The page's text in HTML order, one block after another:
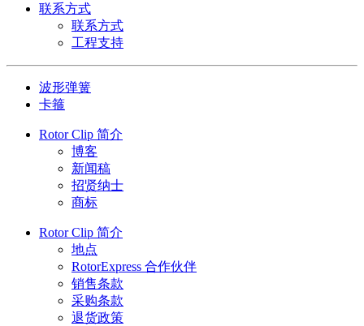
联系方式
联系方式
工程支持
波形弹簧
卡箍
Rotor Clip 简介
博客
新闻稿
招贤纳士
商标
Rotor Clip 简介
地点
RotorExpress 合作伙伴
销售条款
采购条款
退货政策